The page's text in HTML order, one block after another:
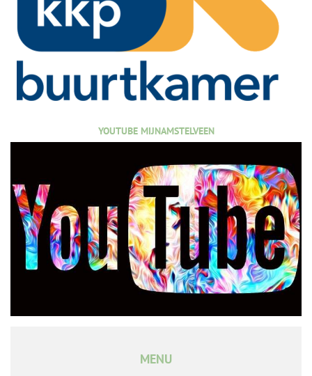
YOUTUBE MIJNAMSTELVEEN
MENU